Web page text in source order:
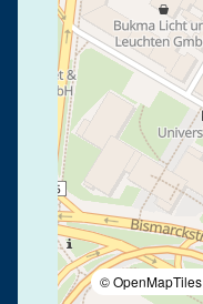
© OpenMapTiles